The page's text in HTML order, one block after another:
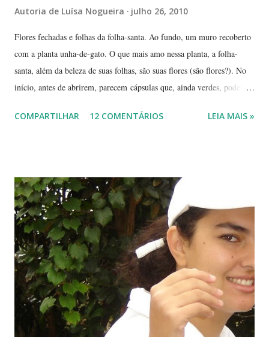
Autoria de Luísa Nogueira julho 26, 2010
Flores fechadas e folhas da folha-santa. Ao fundo, um muro recoberto
com a planta unha-de-gato. O que mais amo nessa planta, a folha-
santa, além da beleza de suas folhas, são suas flores (são flores?). No
início, antes de abrirem, parecem cápsulas que, ainda verdes, podem
As fotos de hoje são de cachos de suas flores ainda amadurecendo.
família das crassuláceas - Folha-santa. Ao fundo: Agave, dracena e
palmeira açaí. Folha-santa ( Bryophyllum calycinum ). Família das
crassuláceas. Sua reprodução é bem fácil: de qualquer pedaço de
algum galho podem nascer várias mudas. Uma só muda em pouco
tempo transforma-se em uma moita. É uma planta medicinal. ...
COMPARTILHAR 12 COMENTÁRIOS LEIA MAIS »